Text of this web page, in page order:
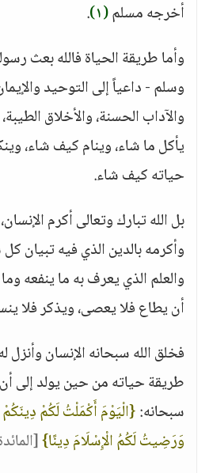
أخرجه مسلم(١) .
وأما طريقة الحياة فالله بعث
وسلم - داعياً إلى التوحيد
والآداب الحسنة، والأخلاق
يأكل ما شاء، وينام كيف شاء،
حياته كيف شاء.
بل الله تبارك وتعالى أكرم
وأكرمه بالدين الذي فيه تبيان
والعلم الذي يعرف به ما ينفعه
أن يطاع فلا يعصى، ويذكر فلا
فخلق الله سبحانه الإنسان وأنزل
طريقة حياته من حين يولد إلى
سبحانه:{الْيَوْمَ أَكْمَلْتُ لَكُمْ
وَرَضِيتُ لَكُمُ الْإِسْلَامَ دِينًا}